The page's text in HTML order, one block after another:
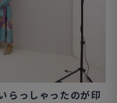
らっしゃったのが印